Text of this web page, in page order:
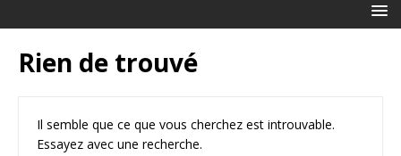
Rien de trouvé
Il semble que ce que vous cherchez est introuvable.
Essayez avec une recherche.